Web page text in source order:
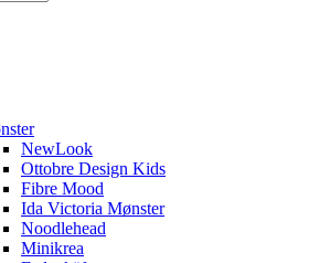
NewLook
Ottobre Design Kids
Fibre Mood
Ida Victoria Mønster
Noodlehead
Minikrea